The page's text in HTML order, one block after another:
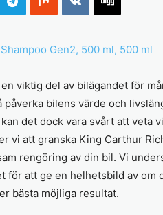
viktig del av bilägandet för
påverka bilens värde och
det dock vara svårt att veta
vi att granska King Carthur
rengöring av din bil. Vi
för att ge en helhetsbild av om
bästa möjliga resultat.